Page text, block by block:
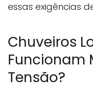
essas exigências
Chuveiros
Funcionam
Tensão?